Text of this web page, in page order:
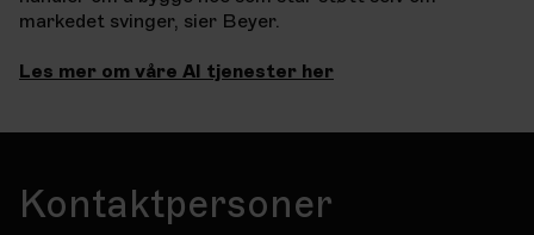
markedet svinger, sier Beyer.
Les mer om våre AI tjenester her
Kontaktpersoner